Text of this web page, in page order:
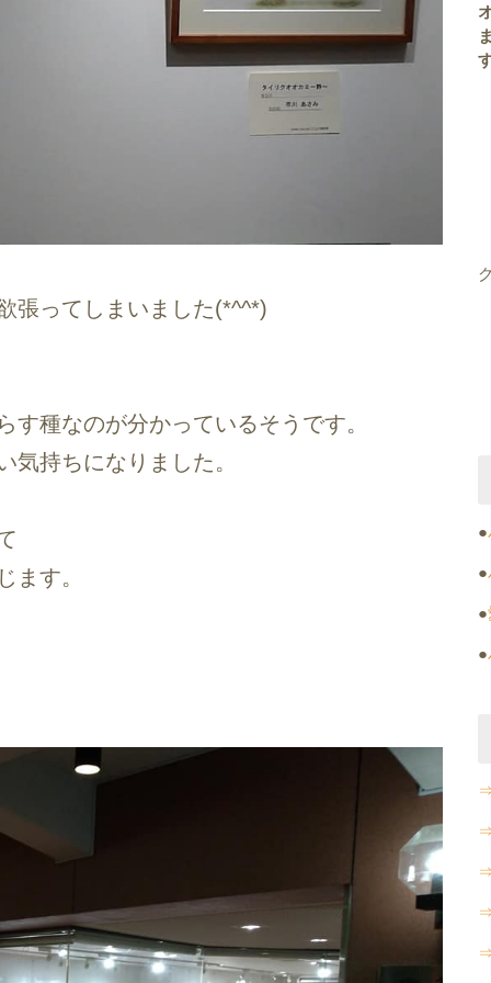
張ってしまいました(*^^*)
種なのが分かっているそうです。
気持ちになりました。
ます。
●
●
●
●